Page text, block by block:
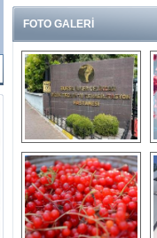
FOTO GALERİ
Ve burası da bir
devlet hastanesi